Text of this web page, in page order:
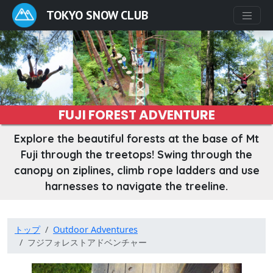
TOKYO SNOW CLUB
FUJI FOREST ADVENTURE
Explore the beautiful forests at the base of Mt
Fuji through the treetops! Swing through the
canopy on ziplines, climb rope ladders and use
harnesses to navigate the treeline.
トップ
Outdoor Adventures
フジフォレストアドベンチャー